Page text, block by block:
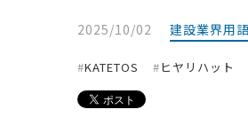
2025/10/02 建設業界用
KATETOS ヒヤリハット